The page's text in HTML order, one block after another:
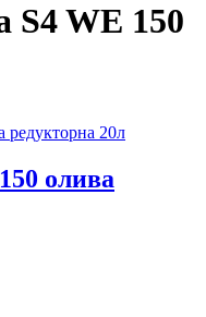
S4 WE 150
олива